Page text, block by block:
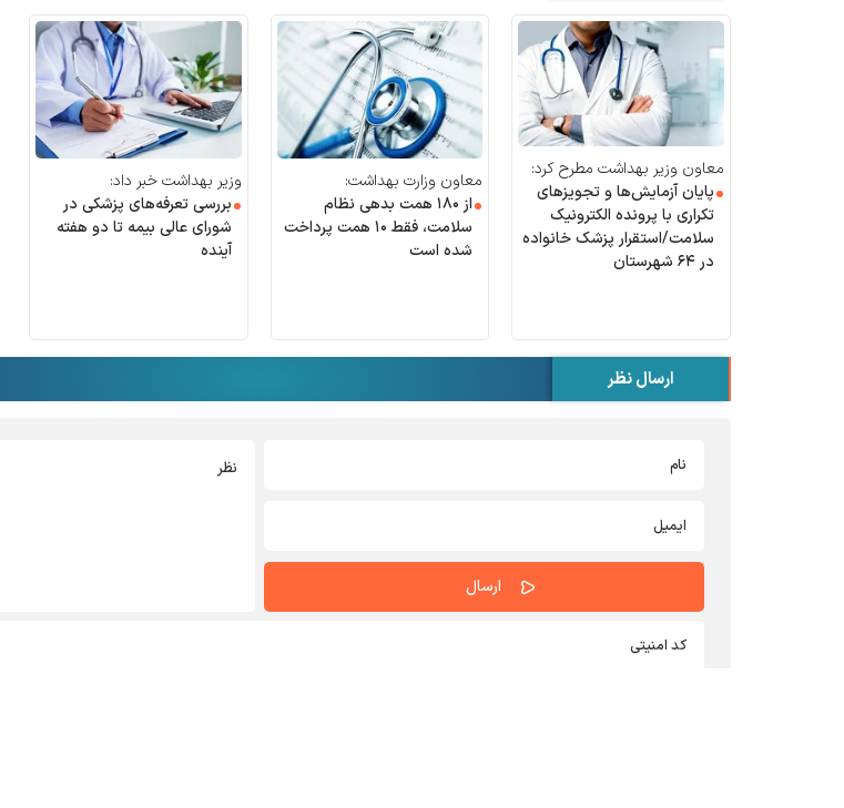
معاون وزیر بهداشت مطرح کرد:
پایان آزمایش‌ها و تجویز‌های
تکراری با پرونده الکترونیک
سلامت/استقرار پزشک خانواده
در ۶۴ شهرستان
معاون وزارت بهداشت:
از ۱۸۰ همت بدهی نظام
سلامت، فقط ۱۰ همت پرداخت
شده است
وزیر بهداشت خبر داد:
بررسی تعرفه‌های پزشکی در
شورای عالی بیمه تا دو هفته
آینده
ارسال نظر